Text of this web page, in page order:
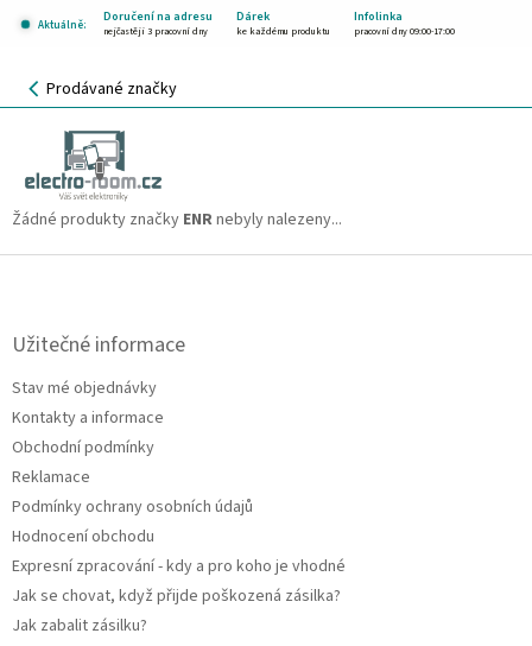
Aktuálně:
Doručení na adresu Dárek Infolinka
nejčastěji 3 pracovní dny ke každému produktu pracovní dny 09:00-17:00
NÁKUPNÍ
KOŠÍK
Prodávané značky
Žádné produkty značky ENRnebyly nalezeny...
Z
Užitečné informace
Stav mé objednávky
Kontakty a informace
Obchodní podmínky
Reklamace
Podmínky ochrany osobních údajů
Hodnocení obchodu
Expresní zpracování - kdy a pro koho je vhodné
Jak se chovat, když přijde poškozená zásilka?
Jak zabalit zásilku?